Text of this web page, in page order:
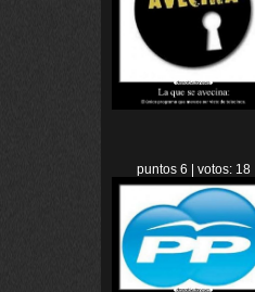
puntos 6 | votos: 18